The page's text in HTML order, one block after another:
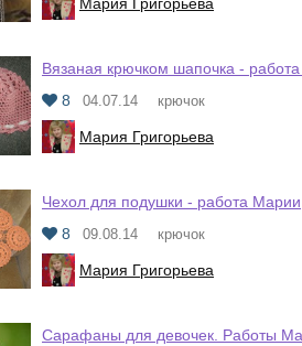
Мария Григорьева
Вязаная крючком шапочка -
8
04.07.14 крючок
Мария Григорьева
Чехол для подушки - работа Марии
8
09.08.14 крючок
Мария Григорьева
Сарафаны для девочек. Работы